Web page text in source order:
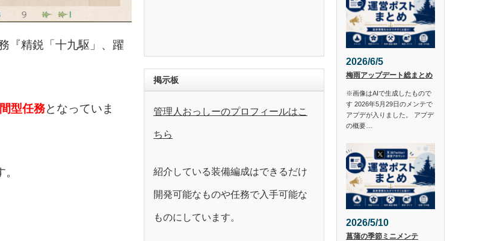
『精鋭「十九駆」、躍
型任務となっていま
掲示板
管理人おっしーのプロフィールはこ
ちら
紹介している装備編成はできるだけ
開発可能なものや任務で入手可能な
ものにしています。
2026/6/5
梅雨アップデート総まとめ
※画像はAIで生成したもので
す 2026年5月29日のメンテで
アプデが入りました。 アプデ
の概要…
2026/5/10
菖蒲の季節ミニメンテ